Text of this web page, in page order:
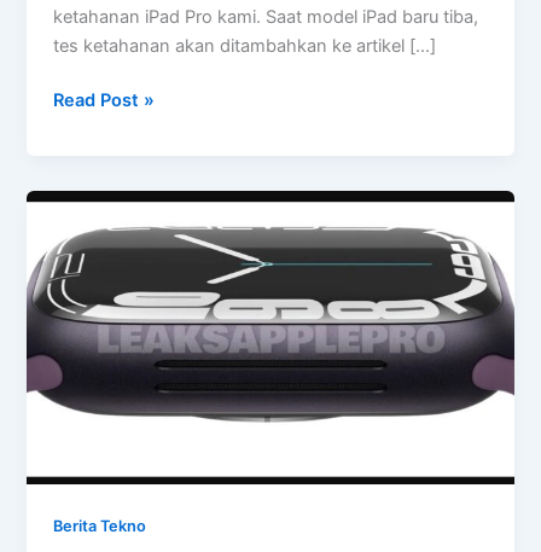
ketahanan iPad Pro kami. Saat model iPad baru tiba,
tes ketahanan akan ditambahkan ke artikel […]
Tes
Pro
Read Post »
Berita Tekno